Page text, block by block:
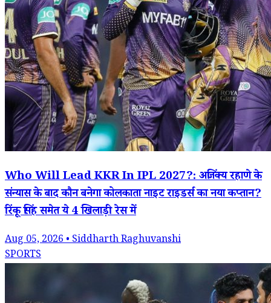
Who Will Lead KKR In IPL 2027?: अजिंक्य रहाणे के
संन्यास के बाद कौन बनेगा कोलकाता नाइट राइडर्स का नया कप्तान?
रिंकू सिंह समेत ये 4 खिलाड़ी रेस में
Aug 05, 2026 • Siddharth Raghuvanshi
SPORTS